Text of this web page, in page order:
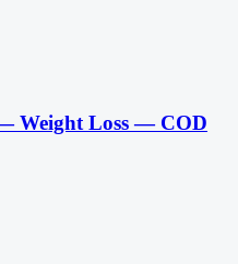
Loss — COD